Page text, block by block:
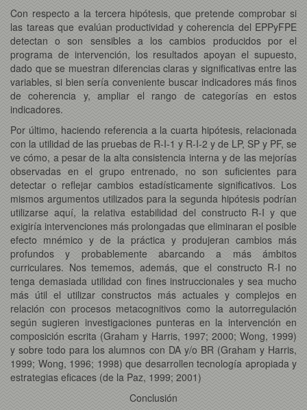
Con respecto a la tercera hipótesis, que pretende comprobar si
las tareas que evalúan productividad y coherencia del EPPyFPE
detectan o son sensibles a los cambios producidos por el
programa de intervención, los resultados apoyan el supuesto,
dado que se muestran diferencias claras y significativas entre las
variables, si bien sería conveniente buscar indicadores más finos
de coherencia y, ampliar el rango de categorías en estos
indicadores.
Por último, haciendo referencia a la cuarta hipótesis, relacionada
con la utilidad de las pruebas de R-I-1 y R-I-2 y de LP, SP y PF, se
ve cómo, a pesar de la alta consistencia interna y de las mejorías
observadas en el grupo entrenado, no son suficientes para
detectar o reflejar cambios estadísticamente significativos. Los
mismos argumentos utilizados para la segunda hipótesis podrían
utilizarse aquí, la relativa estabilidad del constructo R-I y que
exigiría intervenciones más prolongadas que eliminaran el posible
efecto mnémico y de la práctica y produjeran cambios más
profundos y probablemente abarcando a más ámbitos
curriculares. Nos tememos, además, que el constructo R-I no
tenga demasiada utilidad con fines instruccionales y sea mucho
más útil el utilizar constructos más actuales y complejos en
relación con procesos metacognitivos como la autorregulación
según sugieren investigaciones punteras en la intervención en
composición escrita (Graham y Harris, 1997; 2000; Wong, 1999)
y sobre todo para los alumnos con DA y/o BR (Graham y Harris,
1999; Wong, 1996; 1998) que desarrollen tecnología apropiada y
estrategias eficaces (de la Paz, 1999; 2001)
Conclusión